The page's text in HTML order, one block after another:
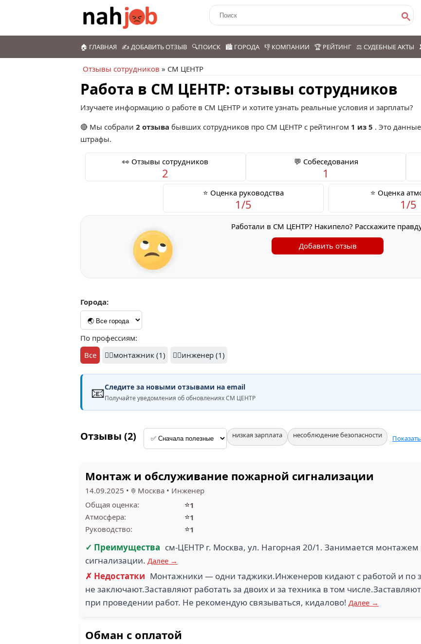
🏠 ГЛАВНАЯ ✍️ ДОБАВИТЬ ОТЗЫВ 🔍ПОИСК 🏙️ ГОРОДА 👎 КОМПАНИИ 🏆 РЕЙТИНГ ⚖️ СУДЕБНЫЕ АКТЫ
Отзывы сотрудников » СМ ЦЕНТР
Работа в СМ ЦЕНТР: отзывы сотрудников
Изучаете информацию о работе в СМ ЦЕНТР и хотите узнать реальные условия и зарплаты?
🔴 Мы собрали 2 отзыва бывших сотрудников про СМ ЦЕНТР с рейтингом 1 из 5 . Это
штрафы.
👀 Отзывы сотрудников
2
💬 Собеседования
1
⭐ Оценка руководства
1/5
⭐ Оценка
1/5
Работали в СМ ЦЕНТР? Накипело? Расскажите
Добавить отзыв
Города:
По профессиям:
Все
👷‍♂️монтажник (1) 👷‍♂️инженер (1)
📧Следите за новыми отзывами на email
Получайте уведомления об обновлениях СМ ЦЕНТР
Отзывы (2) низкая зарплата несоблюдение безопасности
Монтаж и обслуживание пожарной сигнализации
14.09.2025 • Москва • Инженер
Общая оценка:
⭐1
Атмосфера:
⭐1
Руководство:
⭐1
✓ Преимущества см-ЦЕНТР г. Москва, ул. Нагорная 20/1. Занимается
сигнализации. Далее →
✗ Недостатки Монтажники — одни таджики.Инженеров кидают с работой и по
не заключают.Заставляют работать за двоих и за техника в том
при проведении работ. Не рекомендую связываться, кидалово! Далее →
Обман с оплатой